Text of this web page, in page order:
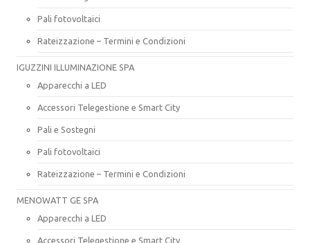
Pali fotovoltaici
Rateizzazione – Termini e Condizioni
IGUZZINI ILLUMINAZIONE SPA
Apparecchi a LED
Accessori Telegestione e Smart City
Pali e Sostegni
Pali fotovoltaici
Rateizzazione – Termini e Condizioni
MENOWATT GE SPA
Apparecchi a LED
Accessori Telegestione e Smart City